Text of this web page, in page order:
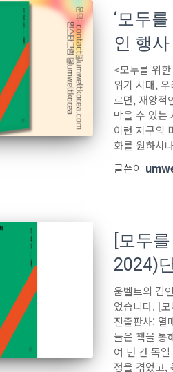
‘모두
인 행사
<모두를 위
위기 시대,
르면, 재앙적
막을 수 있는
이런 지구의
화를 원하시
글쓴이
[모두
2024)
움벨트의 김
었습니다. [
진출판사: 열
들은 책을 통
여 년 간 독
정을 겪었고,